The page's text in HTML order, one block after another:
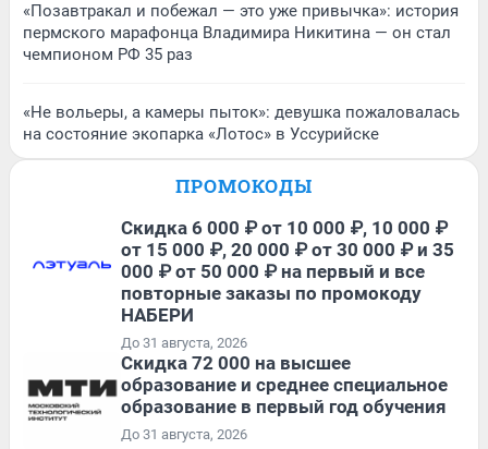
«Позавтракал и побежал — это уже привычка»: история
пермского марафонца Владимира Никитина — он стал
чемпионом РФ 35 раз
«Не вольеры, а камеры пыток»: девушка пожаловалась
на состояние экопарка «Лотос» в Уссурийске
ПРОМОКОДЫ
Скидка 6 000 ₽ от 10 000 ₽, 10 000 ₽
от 15 000 ₽, 20 000 ₽ от 30 000 ₽ и 35
000 ₽ от 50 000 ₽ на первый и все
повторные заказы по промокоду
НАБЕРИ
До 31 августа, 2026
Скидка 72 000 на высшее
образование и среднее специальное
образование в первый год обучения
До 31 августа, 2026